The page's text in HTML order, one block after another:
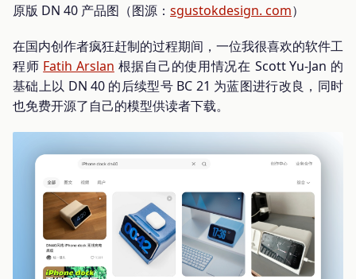
原版 DN 40 产品图（图源： sgustokdesign. com）
在国内创作者疯狂赶制的过程期间，一位我很喜欢的软件工
程师 Fatih Arslan 根据自己的使用情况在 Scott Yu-Jan 的
基础上以 DN 40 的后续型号 BC 21 为蓝图进行改良，同时
也免费开源了自己的模型供读者下载。